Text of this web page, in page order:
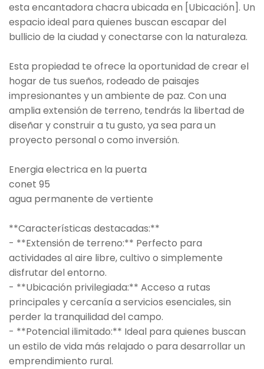
esta encantadora chacra ubicada en [Ubicación]. Un
espacio ideal para quienes buscan escapar del
bullicio de la ciudad y conectarse con la naturaleza.
Esta propiedad te ofrece la oportunidad de crear el
hogar de tus sueños, rodeado de paisajes
impresionantes y un ambiente de paz. Con una
amplia extensión de terreno, tendrás la libertad de
diseñar y construir a tu gusto, ya sea para un
proyecto personal o como inversión.
Energia electrica en la puerta
conet 95
agua permanente de vertiente
**Características destacadas:**
- **Extensión de terreno:** Perfecto para
actividades al aire libre, cultivo o simplemente
disfrutar del entorno.
- **Ubicación privilegiada:** Acceso a rutas
principales y cercanía a servicios esenciales, sin
perder la tranquilidad del campo.
- **Potencial ilimitado:** Ideal para quienes buscan
un estilo de vida más relajado o para desarrollar un
emprendimiento rural.